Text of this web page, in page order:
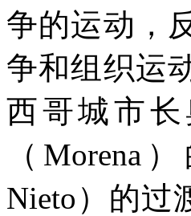
争的运动，
争和组织运
西哥城市
（ Morena
Nieto ）的过